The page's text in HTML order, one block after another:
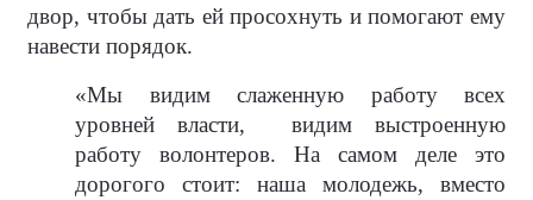
двор, чтобы дать ей просохнуть и помогают ему
навести порядок.
«Мы видим слаженную работу всех
уровней власти,
видим выстроенную
работу волонтеров. На самом деле это
дорогого стоит: наша молодежь, вместо